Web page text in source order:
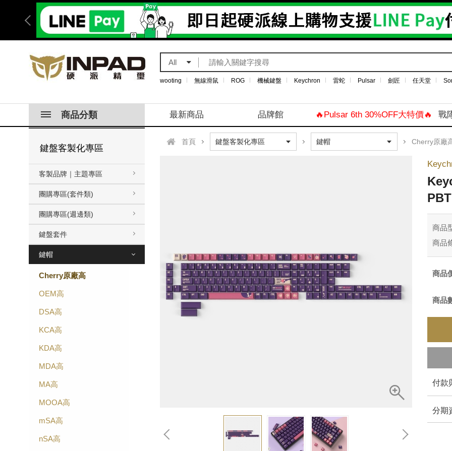
All
wooting 無線滑鼠 ROG 機械鍵盤 Keychron 雷蛇 Pulsar 劍匠 任天堂
商品分類 最新商品 品牌館 🔥Pulsar 6th 30%OFF大特價🔥 戰
鍵盤客製化專區
客製品牌｜主題專區
團購專區(套件類)
團購專區(週邊類)
鍵盤套件
鍵帽
Cherry原廠高
OEM高
DSA高
KCA高
KDA高
MDA高
MA高
MOOA高
mSA高
nSA高
首頁 Cherry原廠
商品
商品
商品
商品
付款
分期